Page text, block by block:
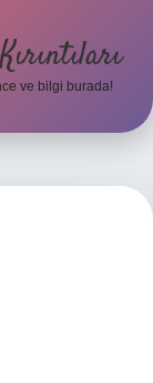
ve bilgi burada!